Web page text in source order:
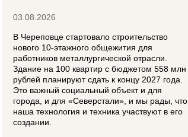
03.08.2026
В Череповце стартовало строительство
нового 10‑этажного общежития для
работников металлургической отрасли.
Здание на 100 квартир с бюджетом 558 млн
рублей планируют сдать к концу 2027 года.
Это важный социальный объект и для
города, и для «Северстали», и мы рады, что
наша технология и техника участвуют в его
создании.